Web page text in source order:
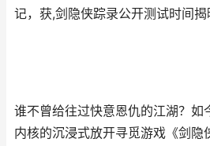
记，获,剑隐侠踪录公开测试时间
谁不曾给往过快意恩仇的江湖？如
内核的沉浸式放开寻觅游戏《剑隐